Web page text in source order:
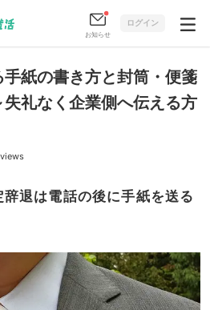
お知らせ
ログイン
紙の書き方と封筒・便箋
礼なく企業側へ伝える方
views
退は電話の後に手紙を送る